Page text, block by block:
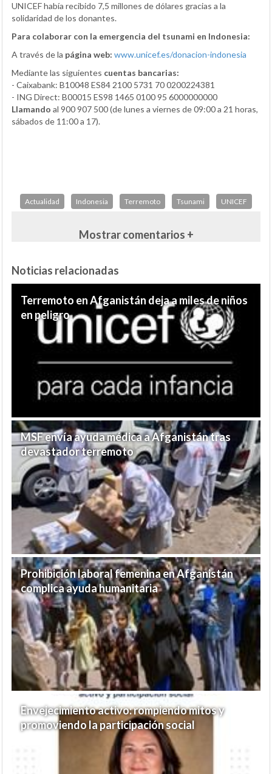
UNICEF había recibido 7,5 millones de dólares gracias a la
solidaridad de los donantes.
Para colaborar con la emergencia del tsunami en Indonesia:
A través de la página web: www.unicef.es/donacion-indonesia
Mediante las siguientes cuentas bancarias:
- Caixabank: B10048 ES84 2100 5731 70 0200224381
- ING Direct: B00015 ES98 1465 0100 95 6000000000
Llamando al 900 907 500 (de lunes a viernes de 09:00 a 21 horas,
sábados de 11:00 a 17).
Actualidad Indonesia Terremoto Tsunami UNICEF
Mostrar comentarios +
Noticias relacionadas
Terremoto en Afganistán deja a miles de niños
en peligro
MSF envía ayuda médica a Afganistán tras
devastador terremoto
Prohibición laboral femenina en Afganistán
complica ayuda humanitaria
Envejecimiento activo: rompiendo mitos y
promoviendo la participación social